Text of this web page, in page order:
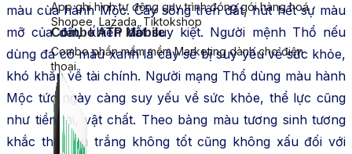
Combo ATP Mobile
Combo phần mềm mềm Marketing dành cho điện
thoại.
App ghi hình tự động quy trình đóng gói hàng hoá
Shopee, Lazada, Tiktokshop
màu cùa hành Mộc. Cây sống trên đất, hút hết sự màu
mỡ của đất, khiến đất suy kiệt. Người mệnh Thổ nếu
dùng đá có màu xanh lá cây sẽ bị suy yếu về sức khỏe,
khó khăn về tài chính. Người mạng Thổ dùng màu hành
Mộc tức ngày càng suy yếu về sức khỏe, thể lực cũng
như tiền tài, vật chất. Theo bảng màu tương sinh tương
khắc thì màu trắng không tốt cũng không xấu đối với